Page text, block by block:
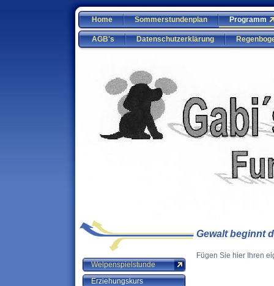
Home Sommerstundenplan Programm
AGB's Datenschutzerklärung
Welpenspielstunde
Erziehungskurs
Gewalt beginnt
Fügen Sie hier Ihren